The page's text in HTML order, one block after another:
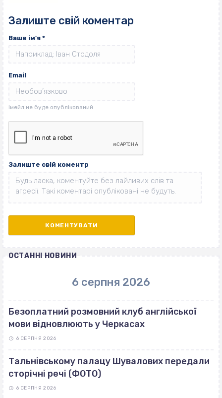
Залиште свій коментар
Ваше ім'я *
Email
Залиште свій коментр
ОСТАННІ НОВИНИ
6 серпня 2026
Безоплатний розмовний клуб англійської
мови відновлюють у Черкасах
6 СЕРПНЯ 2026
Тальнівському палацу Шувалових передали
сторічні речі (ФОТО)
6 СЕРПНЯ 2026